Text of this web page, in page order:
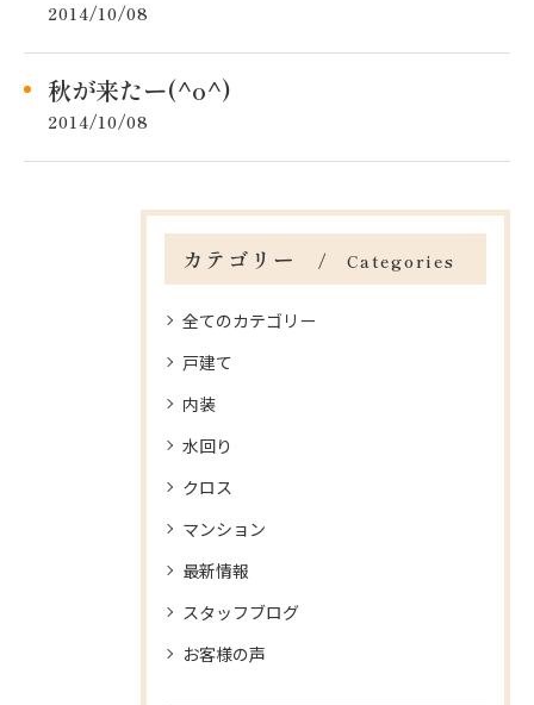
2014/10/08
秋が来たー(^o^)
2014/10/08
カテゴリー Categories
全てのカテゴリー
戸建て
内装
水回り
クロス
マンション
最新情報
スタッフブログ
お客様の声